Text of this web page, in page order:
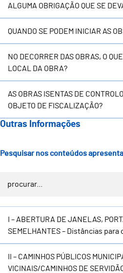
ALGUMA OBRIGAÇÃO QUE SE
QUANDO SE PODEM INICIAR AS
NO DECORRER DAS OBRAS, O
LOCAL DA OBRA?
AS OBRAS ISENTAS DE
OBJETO DE FISCALIZAÇÃO?
Outras Informações
Pesquisar nos conteúdos
I – ABERTURA DE JANELAS,
SEMELHANTES – Distâncias
II – CAMINHOS PÚBLICOS
VICINAIS/CAMINHOS DE